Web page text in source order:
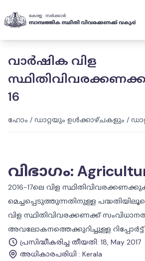
വാർഷിക വിള
16
ഹോം / ഡാറ്റയും ഉൾക്കാഴ്ചകളും /
വിഭാഗം:
2016-17ലെ വിള
മെച്ചപ്പെടുത്തുന്നതിനുള്ള
വിള സ്ഥിതിവിവരക്കണക്ക്
അവലോകനത്തെക്കുറിച്ചുള്ള റിപ്പോർട്ട്
പ്രസിദ്ധീകരിച്ച തീയതി: 18, May 2017
അധികാരപരിധി : Kerala